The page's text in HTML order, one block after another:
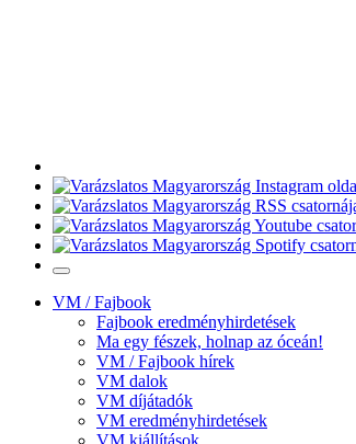
VM / Fajbook
Fajbook eredményhirdetések
Ma egy fészek, holnap az óceán!
VM / Fajbook hírek
VM dalok
VM díjátadók
VM eredményhirdetések
VM kiállítások